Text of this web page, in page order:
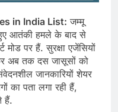
in India List: जम्मू
आतंकी हमले के बाद से
मोड पर हैं. सुरक्षा एजेंसियों
अब तक दस जासूसों को
जानकारियों शेयर
का पता लगा रही हैं,
हैं.